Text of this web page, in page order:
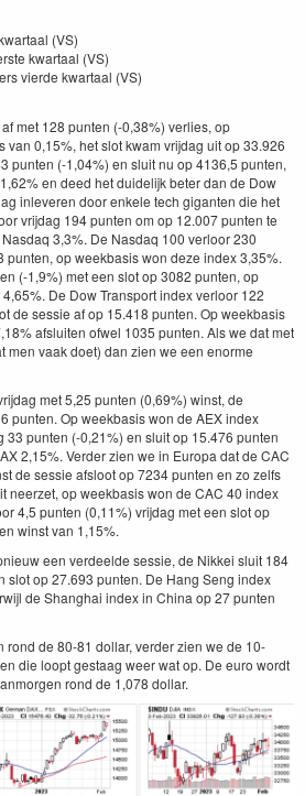
(VS)
kwartaal (VS)
vierde kwartaal (VS)
met 128 punten (-0,38%) verlies, op
0,15%, het slot kwam vrijdag uit op 33.926
punten (-1,04%) en sluit nu op 4136,5 punten,
en deed het duidelijk beter dan de Dow
inleveren door enkele tech giganten die het
vrijdag 194 punten om op 12.007 punten te
3,3%. De Nasdaq 100 verloor 230
punten, op weekbasis won deze index 3,35%.
(-1,9%) met een slot op 3082 punten, op
De Dow Transport index verloor 122
de sessie af op 15.418 punten. Op weekbasis
afsluiten ofwel 1035 punten. Als we dat met
men vaak doet) dan zien we een enorme
met 5,25 punten (0,69%) winst, de
punten. Op weekbasis won de AEX index
33 punten (-0,21%) en sluit op 15.476 punten
2,15%. Verder zien we in Europa dat de CAC
de sessie afsloot op 7234 punten en zo zelfs
neerzet, op weekbasis won de CAC 40 index
4,5 punten (0,11%) vrijdag met een slot op
winst van 1,15%.
een verdeelde sessie, de Nikkei sluit 184
slot op 27.693 punten. De Hang Seng index
de Shanghai index in China op 27 punten
rond de 80-81 dollar, verder zien we de 10-
die loopt gestaag weer wat op. De euro wordt
rond de 1,078 dollar.